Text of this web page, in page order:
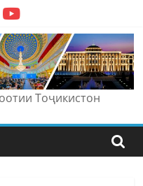
Тоҷикистон